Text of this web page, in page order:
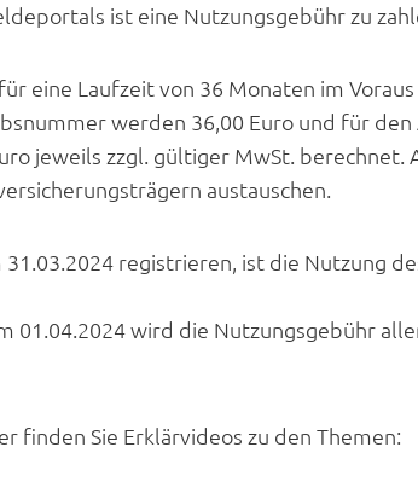
ist eine Nutzungsgebühr zu
eine Laufzeit von 36 Monaten im
werden 36,00 Euro und für
jeweils zzgl. gültiger MwSt.
austauschen.
31.03.2024 registrieren, ist die Nutzung
01.04.2024 wird die Nutzungsgebühr
finden Sie Erklärvideos zu den Themen: